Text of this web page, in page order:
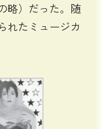
略）だった。随
れたミュージカ